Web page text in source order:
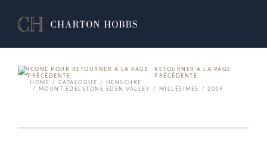
RETOURNER À LA PAGE
PRÉCÉDENTE
HOME
CATALOGUE
HENSCHKE
MOUNT EDELSTONE EDEN VALLEY
MILLÉSIMES 2019